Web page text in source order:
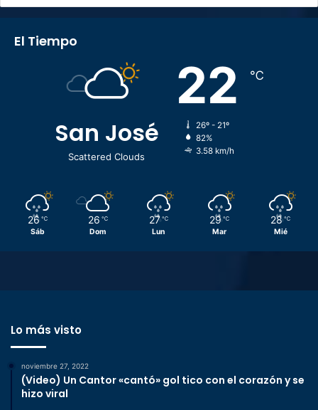
El Tiempo
San José
Scattered Clouds
22 ℃
26º - 21º
82%
3.58 km/h
26 ℃
Sáb
26 ℃
Dom
27 ℃
Lun
29 ℃
Mar
28 ℃
Mié
Lo más visto
noviembre 27, 2022
(Video) Un Cantor «cantó» gol tico con el corazón y se
hizo viral